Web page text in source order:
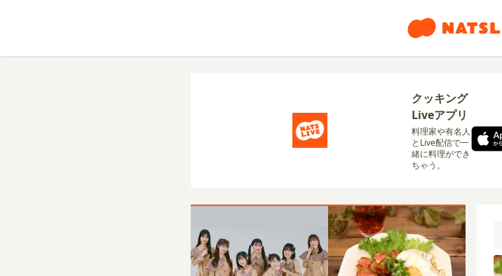
クッキング
Liveアプリ
料理家や有名人
とLive配信で一
緒に料理ができ
ちゃう。